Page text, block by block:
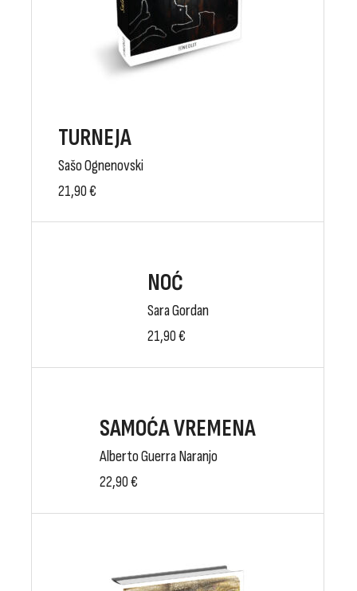
TURNEJA
Sašo Ognenovski
21,90€
NOĆ
Sara Gordan
21,90€
SAMOĆA VREMENA
Alberto Guerra Naranjo
22,90€